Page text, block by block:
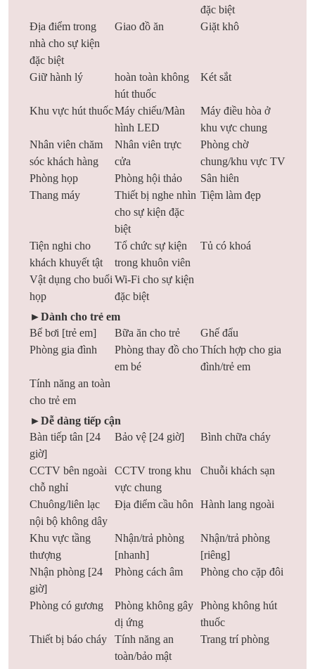
đặc biệt
Địa điểm trong
nhà cho sự kiện
đặc biệt
Giao đồ ăn Giặt khô
Giữ hành lý
hoàn toàn không
hút thuốc
Két sắt
Khu vực hút thuốcMáy chiếu/Màn
hình LED
Máy điều hòa ở
khu vực chung
Nhân viên chăm
sóc khách hàng
Nhân viên trực
cửa
Phòng chờ
chung/khu vực TV
Phòng họp
Phòng hội thảo
Sân hiên
Thang máy
Thiết bị nghe nhìn
cho sự kiện đặc
biệt
Tiệm làm đẹp
Tiện nghi cho
khách khuyết tật
Tổ chức sự kiện
trong khuôn viên
Tủ có khoá
Vật dụng cho buổi
họp
Wi-Fi cho sự kiện
đặc biệt
►Dành cho trẻ em
Bể bơi [trẻ em]
Bữa ăn cho trẻ
Ghế đẩu
Phòng gia đình
Phòng thay đồ cho
em bé
Thích hợp cho gia
đình/trẻ em
Tính năng an toàn
cho trẻ em
►Dễ dàng tiếp cận
Bàn tiếp tân [24
giờ]
Bảo vệ [24 giờ] Bình chữa cháy
CCTV bên ngoài
chỗ nghỉ
CCTV trong khu
vực chung
Chuỗi khách sạn
Chuông/liên lạc
nội bộ không dây
Địa điểm cầu hôn Hành lang ngoài
Khu vực tầng
thượng
Nhận/trả phòng
[nhanh]
Nhận/trả phòng
[riêng]
Nhận phòng [24
giờ]
Phòng cách âm Phòng cho cặp đôi
Phòng có gương
Phòng không gây
dị ứng
Phòng không hút
thuốc
Thiết bị báo cháy
Tính năng an
toàn/bảo mật
Trang trí phòng